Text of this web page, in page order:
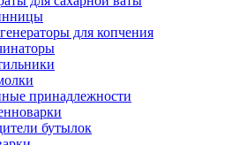
для копчения
принадлежности
бутылок